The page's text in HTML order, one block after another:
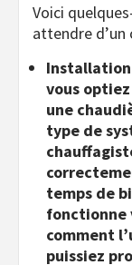
Voici
attendre d’un
Installation
vous
une
type de
temps de
fonctionne
comment
puissiez